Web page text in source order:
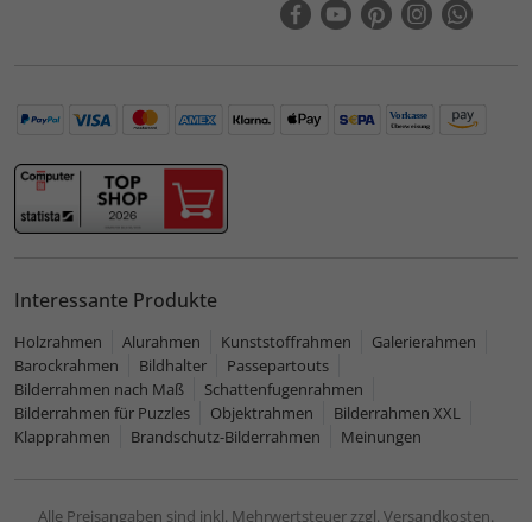
Interessante Produkte
Holzrahmen Alurahmen Kunststoffrahmen
Galerierahmen
Barockrahmen
Bildhalter
Passepartouts
Bilderrahmen nach Maß
Schattenfugenrahmen
Bilderrahmen für Puzzles
Objektrahmen
Bilderrahmen XXL
Klapprahmen
Brandschutz-Bilderrahmen Meinungen
Alle Preisangaben sind inkl. Mehrwertsteuer zzgl. Versandkosten.